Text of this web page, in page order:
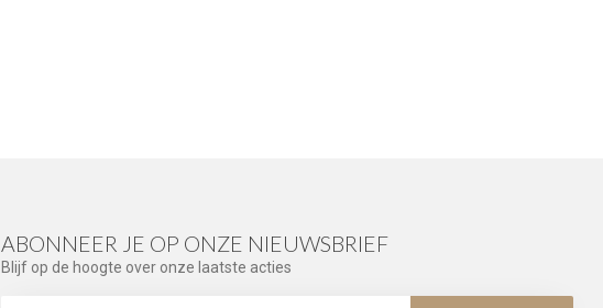
ABONNEER JE OP ONZE NIEUWSBRIEF
Blijf op de hoogte over onze laatste acties